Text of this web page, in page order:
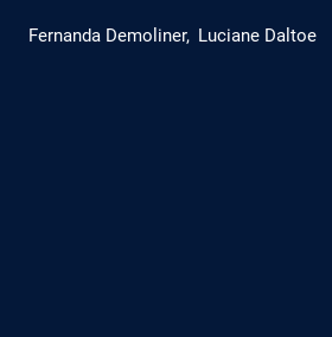
Fernanda Demoliner Luciane Daltoe